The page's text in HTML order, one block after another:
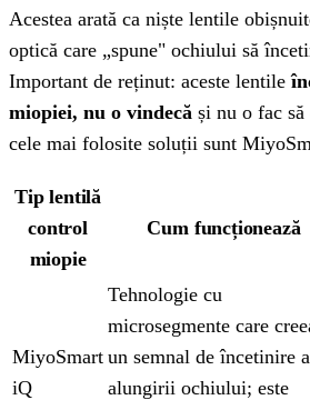
Acestea arată ca niște lentile
optică care „spune" ochiului să
Important de reținut: aceste lentile
miopiei, nu o vindecă și nu o fac
cele mai folosite soluții sunt
Tip lentilă
control
miopie
Cum funcționează
MiyoSmart
iQ
Tehnologie cu
microsegmente care
un semnal de încetinire a
alungirii ochiului; este